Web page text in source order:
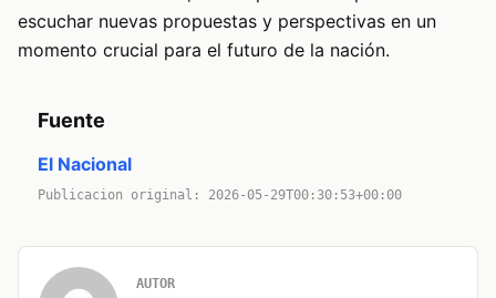
escuchar nuevas propuestas y perspectivas en un
momento crucial para el futuro de la nación.
Fuente
El Nacional
Publicacion original: 2026-05-29T00:30:53+00:00
AUTOR